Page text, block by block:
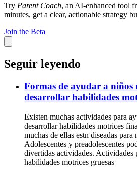
Try Parent Coach, an AI-enhanced tool
minutes, get a clear, actionable strategy
Join the Beta
Seguir leyendo
Formas de ayudar a niños
desarrollar habilidades
Existen muchas actividades para
desarrollar habilidades motrices
muchas de ellas estn diseadas para
Adolescentes y preadolescentes
divertidas actividades. Actividades
habilidades motrices gruesas